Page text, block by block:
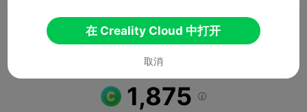
 添加打印配置
赚取更多积分
1,875 
在 Creality Cloud 中打开
取消